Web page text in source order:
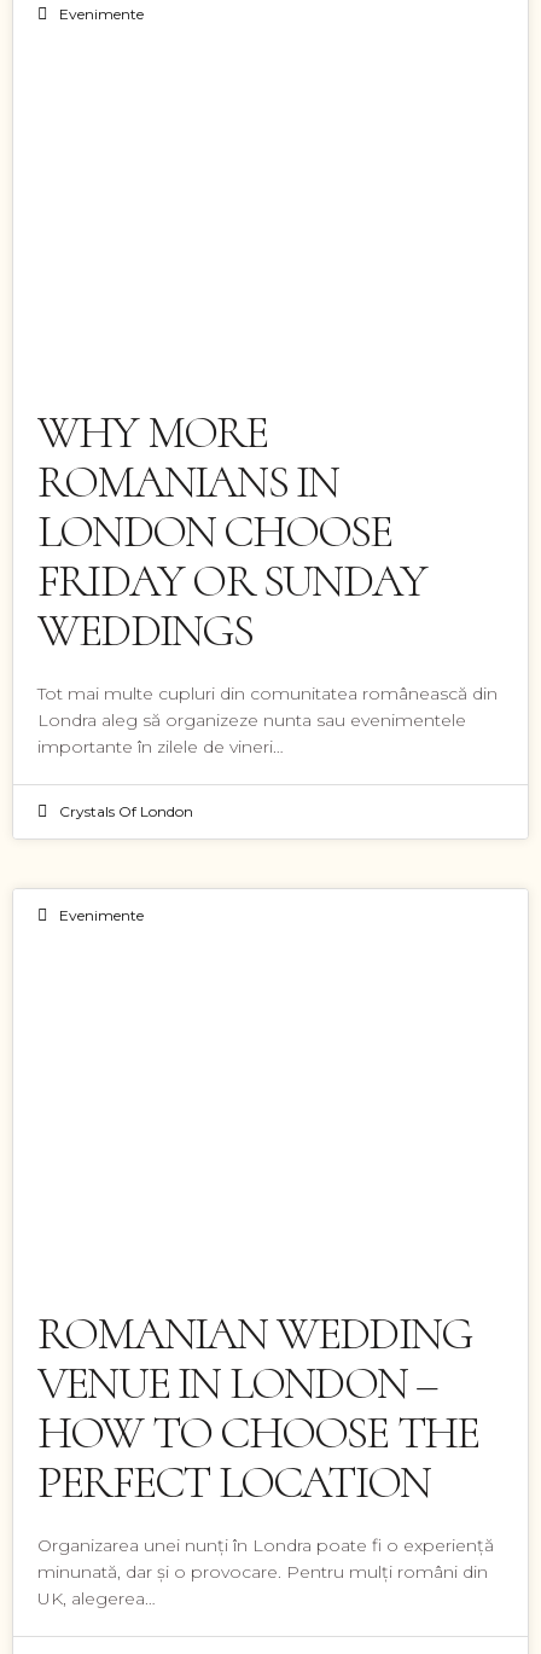
Evenimente
WHY MORE
ROMANIANS IN
LONDON CHOOSE
FRIDAY OR SUNDAY
WEDDINGS
Tot mai multe cupluri din comunitatea românească din
Londra aleg să organizeze nunta sau evenimentele
importante în zilele de vineri…
Crystals Of London
Evenimente
ROMANIAN WEDDING
VENUE IN LONDON –
HOW TO CHOOSE THE
PERFECT LOCATION
Organizarea unei nunți în Londra poate fi o experiență
minunată, dar și o provocare. Pentru mulți români din
UK, alegerea…